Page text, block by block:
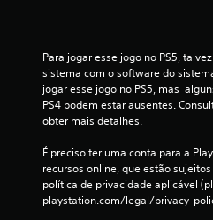
Para jogar esse jogo no PS5,
sistema com o software do
jogar esse jogo no PS5, mas
PS4 podem estar ausentes.
obter mais detalhes.
É preciso ter uma conta para a
recursos online, que estão
política de privacidade aplicável
playstation.com/legal/privacy-